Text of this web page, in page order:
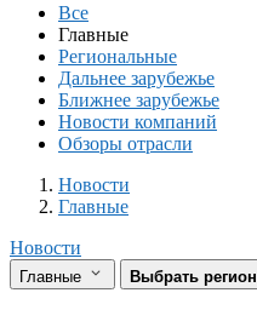
Все
Главные
Региональные
Дальнее зарубежье
Ближнее зарубежье
Новости компаний
Обзоры отрасли
Новости
Разделы
Новости
Главные
Новости
Главные Выбрать регион